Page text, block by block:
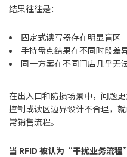
结果往往是：
固定式读写器存在明显盲区
手持盘点结果在不同时段差
同一方案在不同门店几乎无
在出入口和防损场景中，问题
控制或读区边界设计不合理，
常销售流程。
当 RFID 被认为“干扰业务流